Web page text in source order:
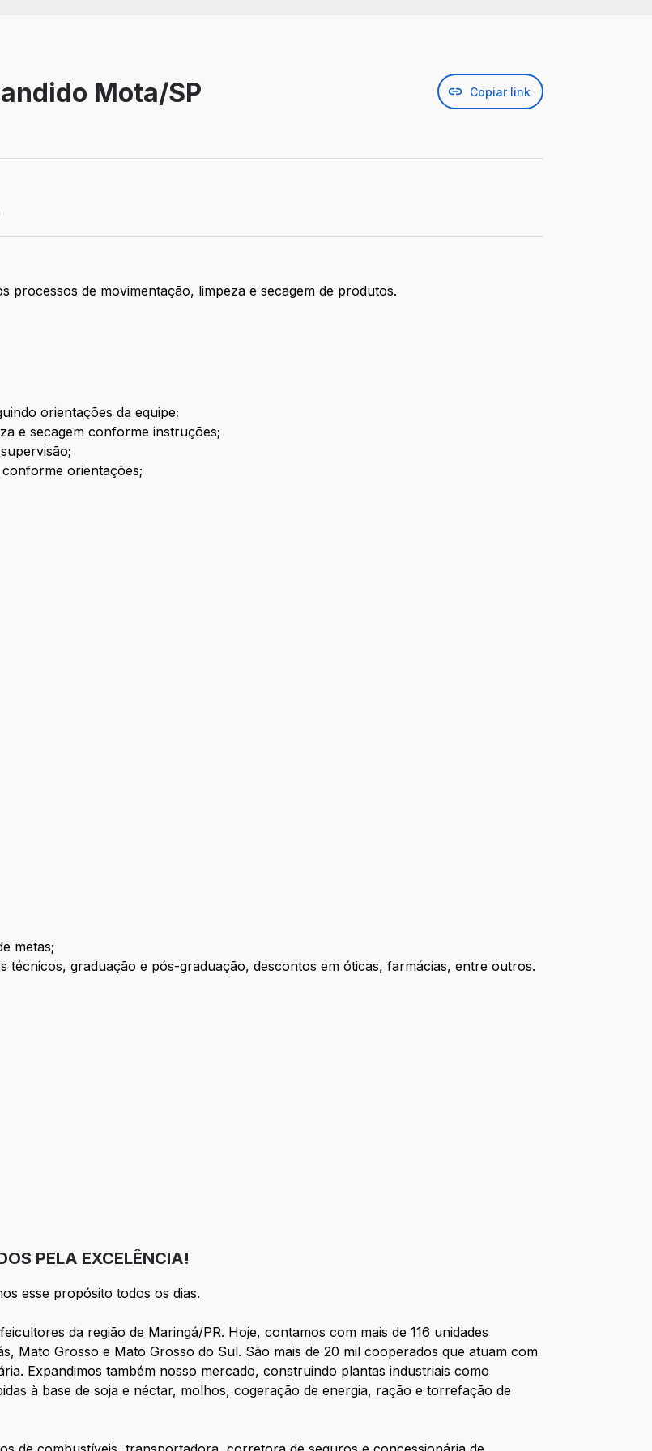
Mota/SP Copiar link
processos de movimentação, limpeza e secagem de produtos.
orientações da equipe;
e secagem conforme instruções;
orientações;
metas;
técnicos, graduação e pós-graduação, descontos em óticas, farmácias, entre outros.
PELA EXCELÊNCIA!
esse propósito todos os dias.
da região de Maringá/PR. Hoje, contamos com mais de 116 unidades
Mato Grosso e Mato Grosso do Sul. São mais de 20 mil cooperados que atuam com
Expandimos também nosso mercado, construindo plantas industriais como
à base de soja e néctar, molhos, cogeração de energia, ração e torrefação de